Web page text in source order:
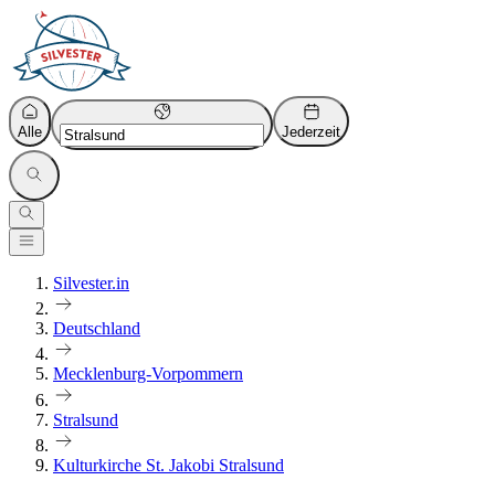
Alle Jederzeit
Silvester.in
Deutschland
Mecklenburg-Vorpommern
Stralsund
Kulturkirche St. Jakobi Stralsund